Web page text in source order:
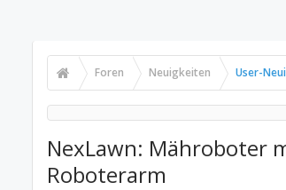
Foren Neuigkeiten User-
NexLawn: Mähroboter
Roboterarm